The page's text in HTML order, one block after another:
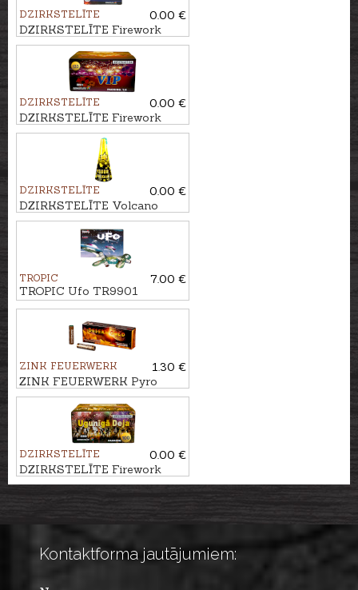
DZIRKSTELĪTE
0.00 €
DZIRKSTELĪTE Firework
HERKULESS, 30 - shots
DZIRKSTELĪTE
0.00 €
DZIRKSTELĪTE Firework
VIP, 133 - shots
DZIRKSTELĪTE
0.00 €
DZIRKSTELĪTE Volcano
ARNIKA
TROPIC
7.00 €
TROPIC Ufo TR9901
ZINK FEUERWERK
1.30 €
ZINK FEUERWERK Pyro
flash-bang cartridges DESERT
GOLD, 15mm
DZIRKSTELĪTE
0.00 €
DZIRKSTELĪTE Firework
UGUNĪGĀ DEJA, 100 - shots
Kontaktforma jautājumiem: